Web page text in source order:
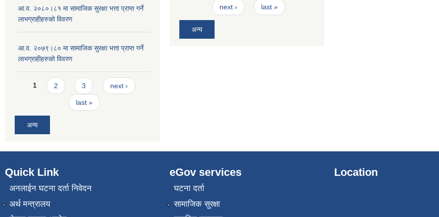
आ.व. २०८०।८१ मा सामाजिक सुरक्षा भत्ता प्राप्त गर्ने
लाभग्राहीहरुको विवरण
आ.व. २०७९।८० मा सामाजिक सुरक्षा भत्ता प्राप्त गर्ने
लाभग्राहीहरुको विवरण
Pages
1 2 3 next ›
last »
अन्य
next › last »
अन्य
Quick Link
अनलाईन घटना दर्ता निवेदन
अर्थ मन्त्रालय
eGov services
घटना दर्ता
सामाजिक सुरक्षा
Location